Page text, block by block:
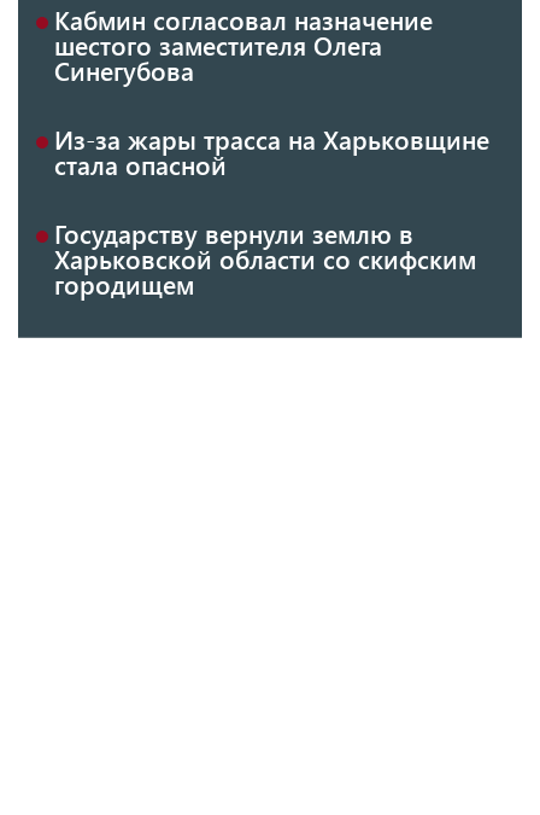
Кабмин согласовал назначение
шестого заместителя Олега
Синегубова
Из-за жары трасса на Харьковщине
стала опасной
Государству вернули землю в
Харьковской области со скифским
городищем